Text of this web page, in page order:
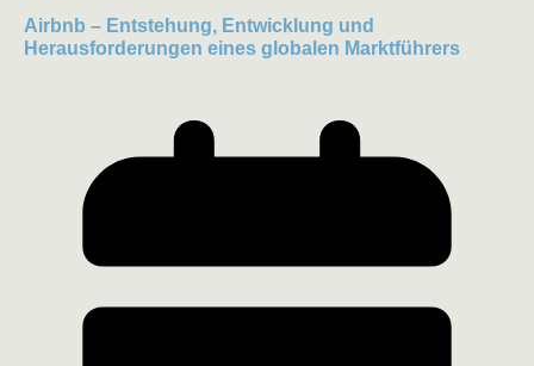
Airbnb – Entstehung, Entwicklung und
Herausforderungen eines globalen Marktführers